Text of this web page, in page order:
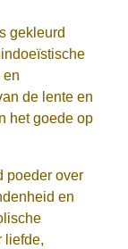
gekleurd
en
de lente en
het goede op
poeder over
en
liefde,